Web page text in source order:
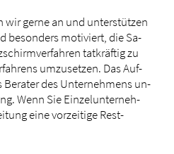
wir ger­ne an und un­ter­stüt­zen
be­son­ders mo­ti­viert, die Sa­
tat­kräf­tig zu
um­zu­set­zen. Das Auf­
Be­ra­ter des Un­ter­neh­mens un­
Wenn Sie Ein­zel­un­ter­neh­
ei­ne vor­zei­ti­ge Rest­